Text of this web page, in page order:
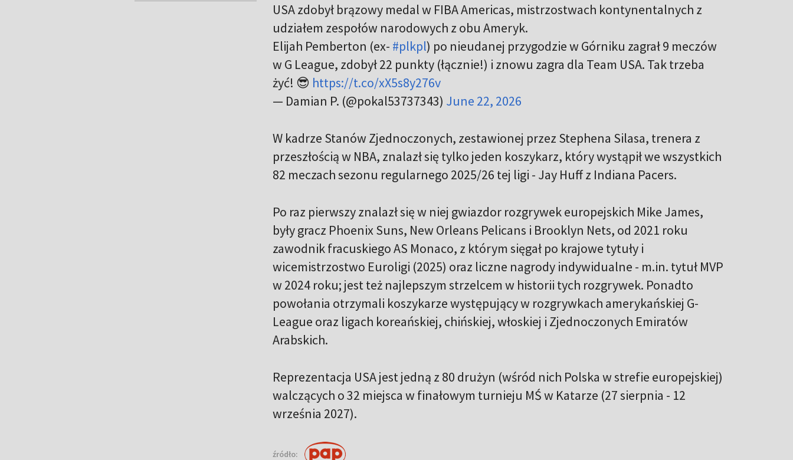
USA zdobył brązowy medal w FIBA Americas, mistrzostwach kontynentalnych z
udziałem zespołów narodowych z obu Ameryk.
Elijah Pemberton (ex- #plkpl) po nieudanej przygodzie w Górniku zagrał 9 meczów
w G League, zdobył 22 punkty (łącznie!) i znowu zagra dla Team USA. Tak trzeba
żyć! 😎 https://t.co/xX5s8y276v
— Damian P. (@pokal53737343) June 22, 2026
W kadrze Stanów Zjednoczonych, zestawionej przez Stephena Silasa, trenera z
przeszłością w NBA, znalazł się tylko jeden koszykarz, który wystąpił we wszystkich
82 meczach sezonu regularnego 2025/26 tej ligi - Jay Huff z Indiana Pacers.
Po raz pierwszy znalazł się w niej gwiazdor rozgrywek europejskich Mike James,
były gracz Phoenix Suns, New Orleans Pelicans i Brooklyn Nets, od 2021 roku
zawodnik fracuskiego AS Monaco, z którym sięgał po krajowe tytuły i
wicemistrzostwo Euroligi (2025) oraz liczne nagrody indywidualne - m.in. tytuł MVP
w 2024 roku; jest też najlepszym strzelcem w historii tych rozgrywek. Ponadto
powołania otrzymali koszykarze występujący w rozgrywkach amerykańskiej G-
League oraz ligach koreańskiej, chińskiej, włoskiej i Zjednoczonych Emiratów
Arabskich.
Reprezentacja USA jest jedną z 80 drużyn (wśród nich Polska w strefie europejskiej)
walczących o 32 miejsca w finałowym turnieju MŚ w Katarze (27 sierpnia - 12
września 2027).
źródło: